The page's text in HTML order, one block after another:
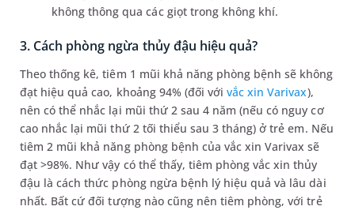
không thông qua các giọt trong không khí.
3. Cách phòng ngừa thủy đậu hiệu quả?
Theo thống kê, tiêm 1 mũi khả năng phòng bệnh sẽ không
đạt hiệu quả cao, khoảng 94% (đối vớivắc xin Varivax),
nên có thể nhắc lại mũi thứ 2 sau 4 năm (nếu có nguy cơ
cao nhắc lại mũi thứ 2 tối thiểu sau 3 tháng) ở trẻ em. Nếu
tiêm 2 mũi khả năng phòng bệnh của vắc xin Varivax sẽ
đạt >98%. Như vậy có thể thấy, tiêm phòng vắc xin thủy
đậu là cách thức phòng ngừa bệnh lý hiệu quả và lâu dài
nhất. Bất cứ đối tượng nào cũng nên tiêm phòng, với trẻ